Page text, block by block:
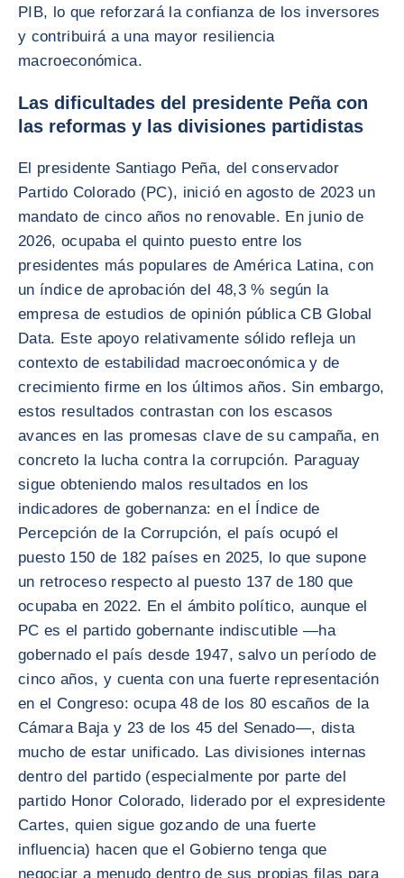
PIB, lo que reforzará la confianza de los inversores
y contribuirá a una mayor resiliencia
macroeconómica.
Las dificultades del presidente Peña con
las reformas y las divisiones partidistas
El presidente Santiago Peña, del conservador
Partido Colorado (PC), inició en agosto de 2023 un
mandato de cinco años no renovable. En junio de
2026, ocupaba el quinto puesto entre los
presidentes más populares de América Latina, con
un índice de aprobación del 48,3 % según la
empresa de estudios de opinión pública CB Global
Data. Este apoyo relativamente sólido refleja un
contexto de estabilidad macroeconómica y de
crecimiento firme en los últimos años. Sin embargo,
estos resultados contrastan con los escasos
avances en las promesas clave de su campaña, en
concreto la lucha contra la corrupción. Paraguay
sigue obteniendo malos resultados en los
indicadores de gobernanza: en el Índice de
Percepción de la Corrupción, el país ocupó el
puesto 150 de 182 países en 2025, lo que supone
un retroceso respecto al puesto 137 de 180 que
ocupaba en 2022. En el ámbito político, aunque el
PC es el partido gobernante indiscutible —ha
gobernado el país desde 1947, salvo un período de
cinco años, y cuenta con una fuerte representación
en el Congreso: ocupa 48 de los 80 escaños de la
Cámara Baja y 23 de los 45 del Senado—, dista
mucho de estar unificado. Las divisiones internas
dentro del partido (especialmente por parte del
partido Honor Colorado, liderado por el expresidente
Cartes, quien sigue gozando de una fuerte
influencia) hacen que el Gobierno tenga que
negociar a menudo dentro de sus propias filas para